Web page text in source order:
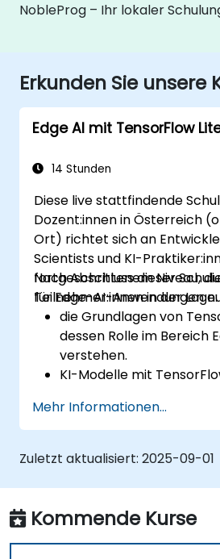
NobleProg – Ihr lokaler
Erkunden Sie unsere
Edge AI mit TensorFlow
14 Stunden
Diese live stattfindende
Dozent:innen in Österreich
Ort) richtet sich an
Scientists und KI-
fortgeschrittenem Niveau,
für Edge-AI-Anwendungen
Nach Abschluss dieser
Teilnehmer:innen in der Lage:
die Grundlagen von
dessen Rolle im Bereich
verstehen.
KI-Modelle mit
TensorFlow-Lite-Modelle
verschiedenen Edge-
bereitzustellen.
Modellkonvertierung
einzusetzen.
praktische Edge-AI-
TensorFlow Lite zu
Mehr Informationen...
Zuletzt aktualisiert: 2025-09-01
Kommende Kurse